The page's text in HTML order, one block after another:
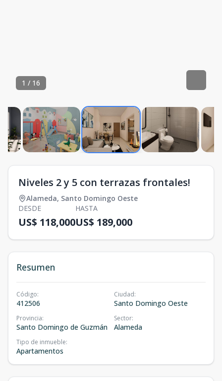
1 / 16
Niveles 2 y 5 con terrazas frontales!
Alameda, Santo Domingo Oeste
DESDE
US$ 118,000
HASTA
US$ 189,000
Resumen
Código:
412506
Ciudad:
Santo Domingo Oeste
Provincia:
Santo Domingo de Guzmán
Sector:
Alameda
Tipo de inmueble:
Apartamentos